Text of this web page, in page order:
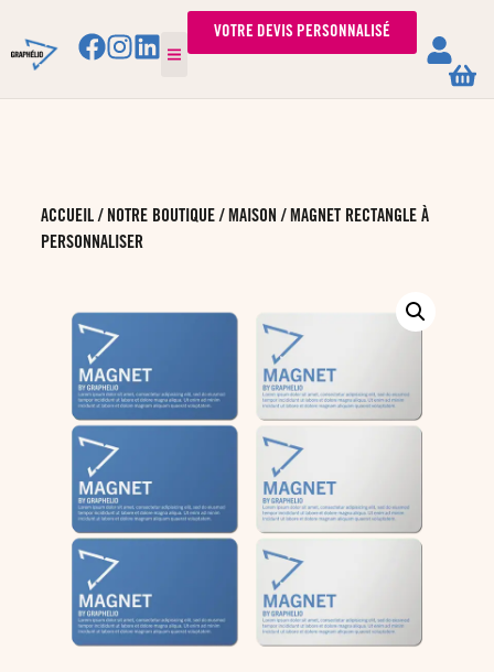
VOTRE DEVIS PERSONNALISÉ
ACCUEIL/ NOTRE BOUTIQUE/ MAISON / MAGNET RECTANGLE À
PERSONNALISER